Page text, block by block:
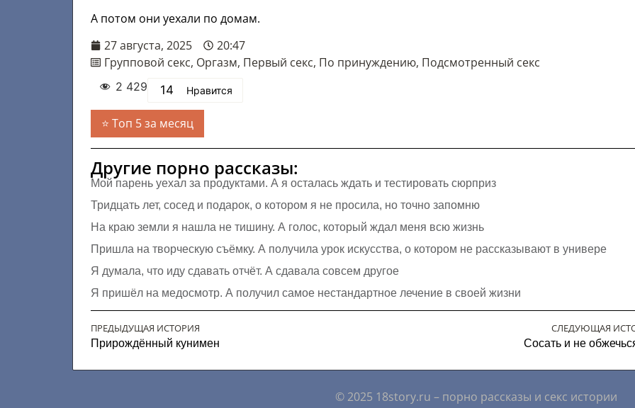
А потом они уехали по домам.
27 августа, 2025
20:47
Групповой секс, Оргазм, Первый секс, По принуждению, Подсмотренный секс
2 429 14 Нравится
Топ 5 за месяц
Другие порно рассказы:
Мой парень уехал за продуктами. А я осталась ждать и тестировать сюрприз
Тридцать лет, сосед и подарок, о котором я не просила, но точно запомню
На краю земли я нашла не тишину. А голос, который ждал меня всю жизнь
Пришла на творческую съёмку. А получила урок искусства, о котором не рассказывают в универе
Я думала, что иду сдавать отчёт. А сдавала совсем другое
Я пришёл на медосмотр. А получил самое нестандартное лечение в своей жизни
ПРЕДЫДУЩАЯ ИСТОРИЯ
Прирождённый кунимен
СЛЕДУЮЩАЯ
Сосать и не
© 2025 18story.ru – порно рассказы и секс истории